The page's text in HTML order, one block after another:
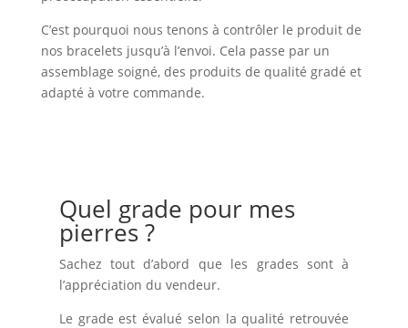
C’est pourquoi nous tenons à contrôler le produit de
nos bracelets jusqu’à l’envoi. Cela passe par un
assemblage soigné, des produits de qualité gradé et
adapté à votre commande.
Quel grade pour mes
pierres ?
Sachez tout d’abord que les grades sont à
l’appréciation du vendeur.
Le grade est évalué selon la qualité retrouvée